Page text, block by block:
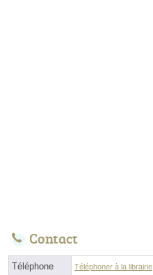
Contact
Téléphone Téléphoner à la librairie